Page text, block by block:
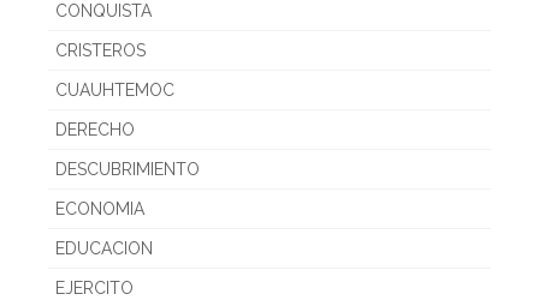
CONQUISTA
CRISTEROS
CUAUHTEMOC
DERECHO
DESCUBRIMIENTO
ECONOMIA
EDUCACION
EJERCITO